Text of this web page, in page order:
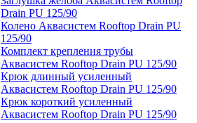
Drain PU 125/90
Колено Аквасистем Rooftop Drain PU
125/90
Комплект крепления трубы
Аквасистем Rooftop Drain PU 125/90
Крюк длинный усиленный
Аквасистем Rooftop Drain PU 125/90
Крюк короткий усиленный
Аквасистем Rooftop Drain PU 125/90